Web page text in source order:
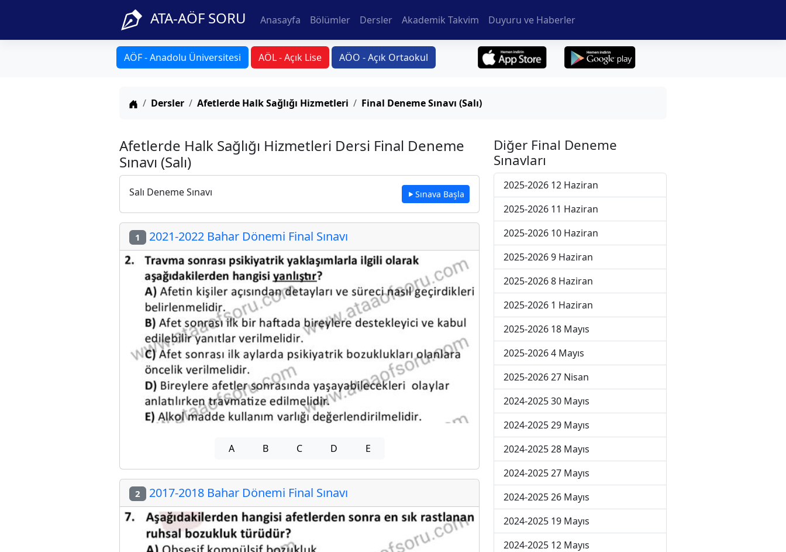
ATA-AÖF SORU Anasayfa Bölümler Dersler Akademik Takvim Duyuru ve Haberler
AÖF - Anadolu Üniversitesi AÖL - Açık Lise AÖO - Açık Ortaokul
Anasayfa
Dersler Afetlerde Halk Sağlığı Hizmetleri Final Deneme Sınavı (Salı)
Afetlerde Halk Sağlığı Hizmetleri Dersi Final Deneme
Sınavı (Salı)
Salı Deneme Sınavı Sınava Başla
1 2021-2022 Bahar Dönemi Final Sınavı
A B C D E
2 2017-2018 Bahar Dönemi Final Sınavı
Diğer Final Deneme
Sınavları
2025-2026 12 Haziran
2025-2026 11 Haziran
2025-2026 10 Haziran
2025-2026 9 Haziran
2025-2026 8 Haziran
2025-2026 1 Haziran
2025-2026 18 Mayıs
2025-2026 4 Mayıs
2025-2026 27 Nisan
2024-2025 30 Mayıs
2024-2025 29 Mayıs
2024-2025 28 Mayıs
2024-2025 27 Mayıs
2024-2025 26 Mayıs
2024-2025 19 Mayıs
2024-2025 12 Mayıs